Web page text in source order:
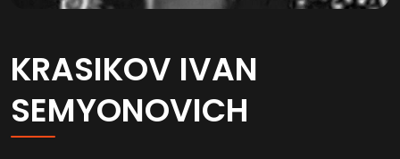
KRASIKOV IVAN
SEMYONOVICH